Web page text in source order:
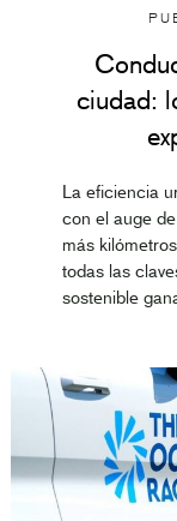
ciudad:
La eficiencia
con el auge
más
todas las
sostenible